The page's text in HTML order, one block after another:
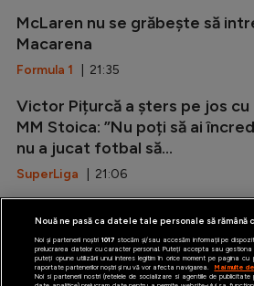
McLaren nu se grăbește să
Macarena
Formula 1 | 21:35
Victor Pițurcă a șters pe jos cu
MM Stoica: ”Nu poți să ai
nu a jucat fotbal să...
SuperLiga | 21:06
LaLiga| 20:37
Nouă ne pasă ca datele tale personale să rămână
Noi și partenerii noștri 1017stocăm și/sau accesăm informații pe
prelucrarea datelor cu caracter personal. Puteți accepta sau
puteți opune utilizării unui interes legitim în orice moment pe pagina
raportate partenerilor noștri și nu vă vor afecta navigarea.
Mai multe
Noi si partenerii nostri (retelele de socializare si agentiile de